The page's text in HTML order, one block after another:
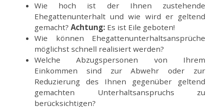
Wie hoch ist der Ihnen zustehende
Ehegattenunterhalt und wie wird er geltend
gemacht? Achtung: Es ist Eile geboten!
Wie können Ehegattenunterhaltsansprüche
möglichst schnell realisiert werden?
Welche Abzugspersonen von Ihrem
Einkommen sind zur Abwehr oder zur
Reduzierung des Ihnen gegenüber geltend
gemachten Unterhaltsanspruchs zu
berücksichtigen?